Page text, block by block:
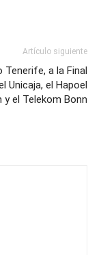
Artículo siguiente
Tenerife, a la Final
Unicaja, el Hapoel
y el Telekom Bonn